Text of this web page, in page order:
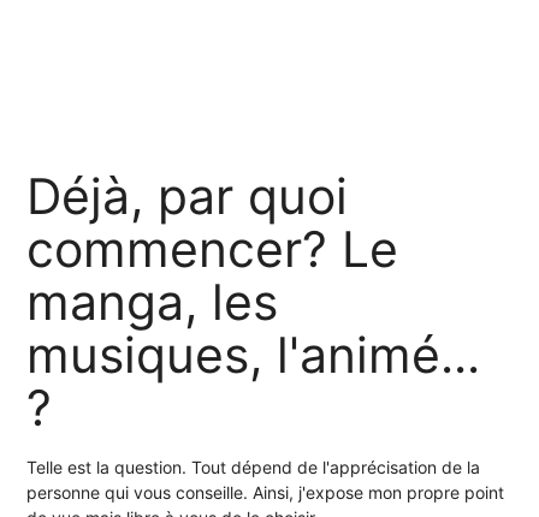
Déjà, par quoi
commencer? Le
manga, les
musiques, l'animé...
?
Telle est la question. Tout dépend de l'apprécisation de la
personne qui vous conseille. Ainsi, j'expose mon propre point